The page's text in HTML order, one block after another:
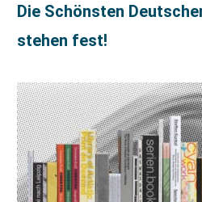
Die Schönsten
stehen fest!